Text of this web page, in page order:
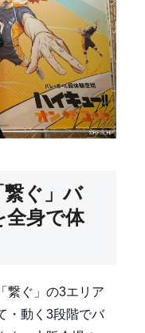
繋ぐ」バ
全身で体
繋ぐ」の3エリア
・動く3段階でバ